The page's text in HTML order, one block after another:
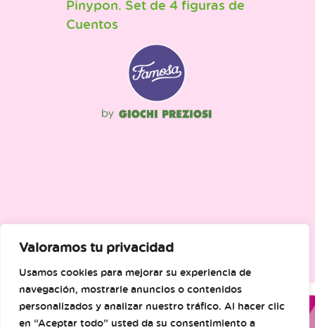
Valoramos tu privacidad
Usamos cookies para mejorar su experiencia de
navegación, mostrarle anuncios o contenidos
personalizados y analizar nuestro tráfico. Al hacer clic
en “Aceptar todo” usted da su consentimiento a
Pinypon. Set de 4 figuras de
Cuentos